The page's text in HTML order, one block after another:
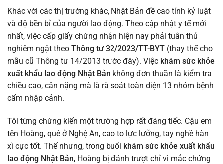
Khác với các thị trường khác, Nhật Bản đề cao tính kỷ luật
và độ bền bỉ của người lao động. Theo cập nhật y tế mới
nhất, việc cấp giấy chứng nhận hiện nay phải tuân thủ
nghiêm ngặt theo Thông tư 32/2023/TT-BYT (thay thế cho
mẫu cũ Thông tư 14/2013 trước đây). Việc khám sức khỏe
xuất khẩu lao động Nhật Bản không đơn thuần là kiểm tra
chiều cao, cân nặng mà là rà soát toàn diện 13 nhóm bệnh
cấm nhập cảnh.
Tôi từng chứng kiến một trường hợp rất đáng tiếc. Cậu em
tên Hoàng, quê ở Nghệ An, cao to lực lưỡng, tay nghề hàn
xì cực tốt. Thế nhưng, trong buổi khám sức khỏe xuất khẩu
lao động Nhật Bản, Hoàng bị đánh trượt chỉ vì mắc chứng